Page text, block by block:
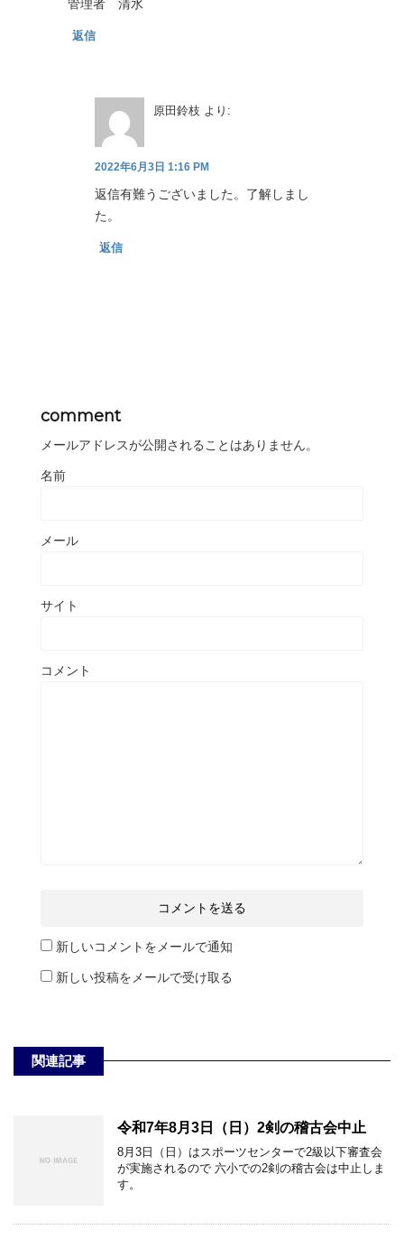
管理者 清水
返信
原田鈴枝 より:
2022年6月3日 1:16 PM
返信有難うございました。了解しまし
た。
返信
comment
メールアドレスが公開されることはありません。
名前
メール
サイト
コメント
新しいコメントをメールで通知
新しい投稿をメールで受け取る
関連記事
令和7年8月3日（日）2剣の稽古会中止
8月3日（日）はスポーツセンターで2級以下審査会
が実施されるので 六小での2剣の稽古会は中止しま
す。